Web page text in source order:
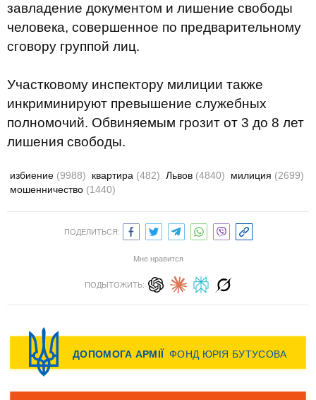
завладение документом и лишение свободы
человека, совершенное по предварительному
сговору группой лиц.
Участковому инспектору милиции также
инкриминируют превышение служебных
полномочий. Обвиняемым грозит от 3 до 8 лет
лишения свободы.
избиение (9988) квартира (482) Львов (4840) милиция (2699)
мошенничество (1440)
ПОДЕЛИТЬСЯ:
Мне нравится
ПОДЫТОЖИТЬ: